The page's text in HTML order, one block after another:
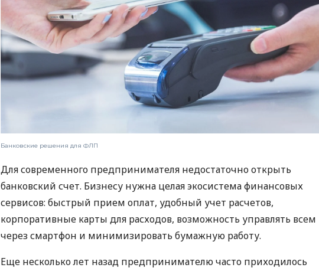
Банковские решения для ФЛП
Для современного предпринимателя недостаточно открыть
банковский счет. Бизнесу нужна целая экосистема финансовых
сервисов: быстрый прием оплат, удобный учет расчетов,
корпоративные карты для расходов, возможность управлять всем
через смартфон и минимизировать бумажную работу.
Еще несколько лет назад предпринимателю часто приходилось